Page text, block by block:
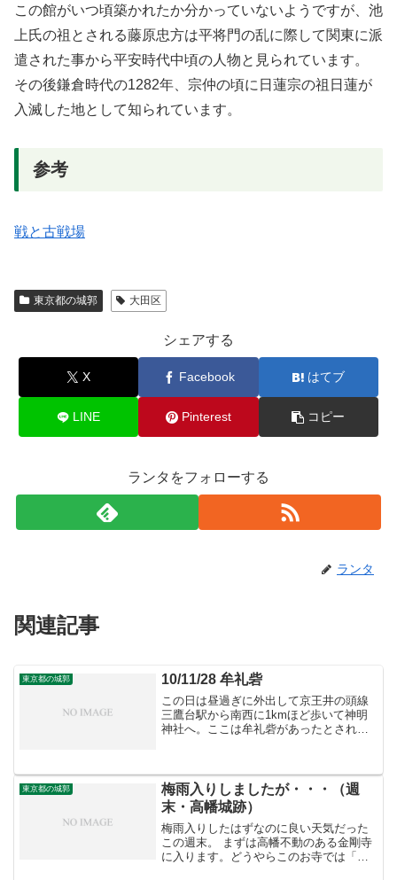
この館がいつ頃築かれたか分かっていないようですが、池
上氏の祖とされる藤原忠方は平将門の乱に際して関東に派
遣された事から平安時代中頃の人物と見られています。
その後鎌倉時代の1282年、宗仲の頃に日蓮宗の祖日蓮が
入滅した地として知られています。
参考
戦と古戦場
東京都の城郭 大田区
シェアする
X Facebook はてブ
LINE Pinterest コピー
ランタをフォローする
ランタ
関連記事
東京都の城郭 10/11/28 牟礼砦
この日は昼過ぎに外出して京王井の頭線
三鷹台駅から南西に1kmほど歩いて神明
神社へ。ここは牟礼砦があったとされる
せん。（右）神社由来には後北条氏家臣
の高橋綱種によって築か...
東京都の城郭
梅雨入りしましたが・・・（週
末・高幡城跡）
梅雨入りしたはずなのに良い天気だった
この週末。 まずは高幡不動のある金剛寺
に入ります。どうやらこのお寺では「ア